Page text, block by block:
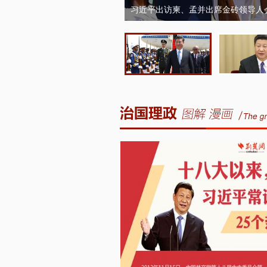
习近平出访柬、孟并出席金砖领导人